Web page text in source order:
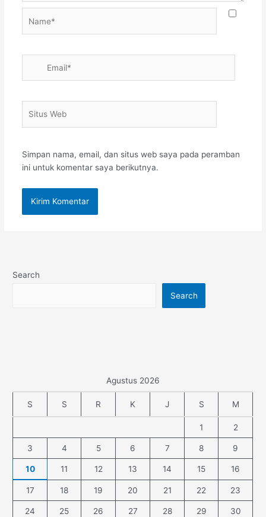
Web
Simpan nama, email, dan situs web saya pada peramban
ini untuk komentar saya berikutnya.
Search
Search
Agustus 2026
S S R K J S M
1 2
3 4 5 6 7 8 9
10 11 12 13 14 15 16
17 18 19 20 21 22 23
24 25 26 27 28 29 30